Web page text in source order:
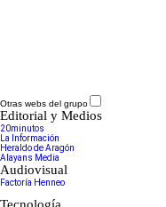
Otras webs del grupo
Editorial y Medios
20minutos
La Información
Heraldo de Aragón
Alayans Media
Audiovisual
Factoría Henneo
Tecnología